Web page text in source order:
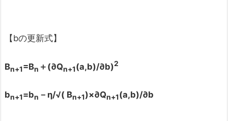
【bの更新式】
Bn+1=Bn ＋(∂Qn+1(a,b)/∂b)2
bn+1=bn －η/√( Bn+1)×∂Qn+1(a,b)/∂b